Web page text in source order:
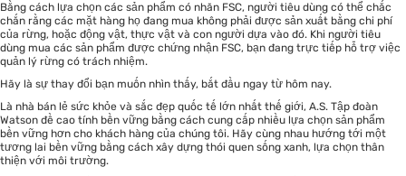
Bằng cách lựa chọn các sản phẩm có nhãn FSC, người tiêu dùng có thể chắc
chắn rằng các mặt hàng họ đang mua không phải được sản xuất bằng chi phí
của rừng, hoặc động vật, thực vật và con người dựa vào đó. Khi người tiêu
dùng mua các sản phẩm được chứng nhận FSC, bạn đang trực tiếp hỗ trợ việc
quản lý rừng có trách nhiệm.
Hãy là sự thay đổi bạn muốn nhìn thấy, bắt đầu ngay từ hôm nay.
Là nhà bán lẻ sức khỏe và sắc đẹp quốc tế lớn nhất thế giới, A.S. Tập đoàn
Watson đề cao tính bền vững bằng cách cung cấp nhiều lựa chọn sản phẩm
bền vững hơn cho khách hàng của chúng tôi. Hãy cùng nhau hướng tới một
tương lai bền vững bằng cách xây dựng thói quen sống xanh, lựa chọn thân
thiện với môi trường.